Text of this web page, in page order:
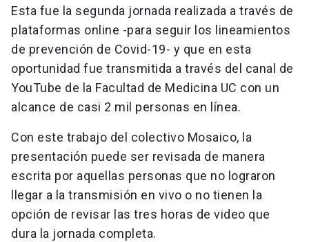
Esta fue la segunda jornada realizada a través de
plataformas online -para seguir los lineamientos
de prevención de Covid-19- y que en esta
oportunidad fue transmitida a través del canal de
YouTube de la Facultad de Medicina UC con un
alcance de casi 2 mil personas en línea.
Con este trabajo del colectivo Mosaico, la
presentación puede ser revisada de manera
escrita por aquellas personas que no lograron
llegar a la transmisión en vivo o no tienen la
opción de revisar las tres horas de video que
dura la jornada completa.